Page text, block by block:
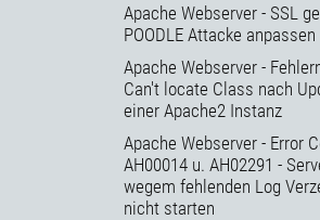
Apache Webserver - SSL
POODLE Attacke anpassen
Apache Webserver -
Can't locate Class nach
einer Apache2 Instanz
Apache Webserver - Error
AH00014 u. AH02291 -
wegem fehlenden Log
nicht starten